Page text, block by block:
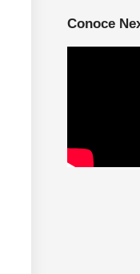
Conoce